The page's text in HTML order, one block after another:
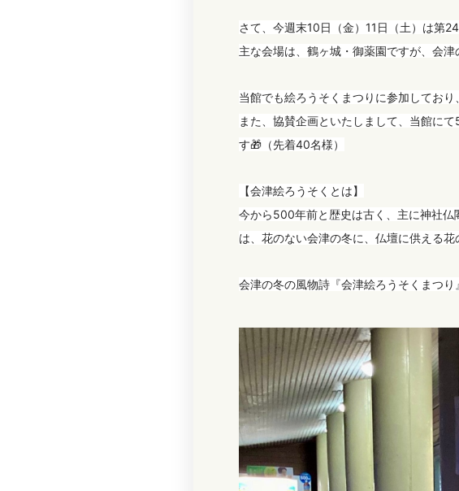
さて、今週末10日（金）11日（土）は第
主な会場は、鶴ヶ城・御薬園ですが、会
当館でも絵ろうそくまつりに参加してお
また、協賛企画といたしまして、当館に
す🎁（先着40名様）
【会津絵ろうそくとは】
今から500年前と歴史は古く、主に神社
は、花のない会津の冬に、仏壇に供える
会津の冬の風物詩『会津絵ろうそくまつ